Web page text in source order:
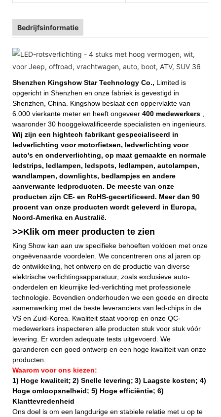
Bedrijfsinformatie
Shenzhen Kingshow Star Technology Co., Limited is
opgericht in Shenzhen en onze fabriek is gevestigd in
Shenzhen, China. Kingshow beslaat een oppervlakte van
6.000 vierkante meter en heeft ongeveer 400 medewerkers
waaronder 30 hooggekwalificeerde specialisten en ingenieurs.
Wij zijn een hightech fabrikant gespecialiseerd in
ledverlichting voor motorfietsen, ledverlichting voor
auto's en onderverlichting, op maat gemaakte en normale
ledstrips, ledlampen, ledspots, ledlampen, autolampen,
wandlampen, downlights, bedlampjes en andere
aanverwante ledproducten. De meeste van onze
producten zijn CE- en RoHS-gecertificeerd. Meer dan 90
procent van onze producten wordt geleverd in Europa,
Noord-Amerika en Australië.
>>Klik om meer producten te zien
King Show kan aan uw specifieke behoeften voldoen met onze
ongeëvenaarde voordelen. We concentreren ons al jaren op
de ontwikkeling, het ontwerp en de productie van diverse
elektrische verlichtingsapparatuur, zoals exclusieve auto-
onderdelen en kleurrijke led-verlichting met professionele
technologie. Bovendien onderhouden we een goede en directe
samenwerking met de beste leveranciers van led-chips in de
VS en Zuid-Korea. Kwaliteit staat voorop en onze QC-
medewerkers inspecteren alle producten stuk voor stuk vóór
levering. Er worden adequate tests uitgevoerd. We
garanderen een goed ontwerp en een hoge kwaliteit van onze
producten.
Waarom voor ons kiezen:
1) Hoge kwaliteit; 2) Snelle levering; 3) Laagste kosten; 4)
Hoge omloopsnelheid; 5) Hoge efficiëntie; 6)
Klanttevredenheid
Ons doel is om een ​​langdurige en stabiele relatie met u op te